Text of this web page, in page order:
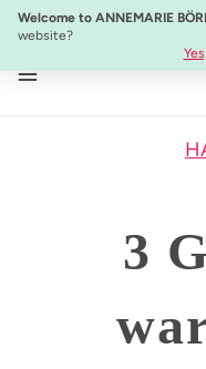
Zum Hauptinhalt
Welcome to ANNEMARIE
website?
3